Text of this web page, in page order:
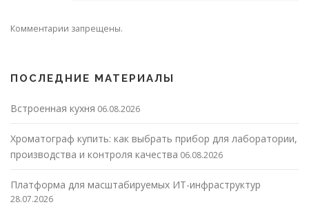
Комментарии запрещены.
ПОСЛЕДНИЕ МАТЕРИАЛЫ
Встроенная кухня 06.08.2026
Хроматограф купить: как выбрать прибор для лаборатории,
производства и контроля качества 06.08.2026
Платформа для масштабируемых ИТ-инфраструктур
28.07.2026